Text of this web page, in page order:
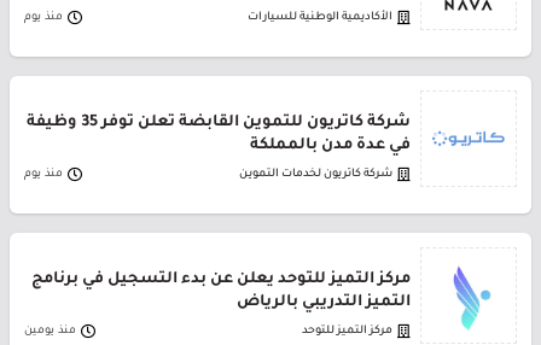
الأكاديمية الوطنية للسيارات منذ يوم
شركة كاتريون للتموين القابضة تعلن توفر 35 وظيفة
في عدة مدن بالمملكة
شركة كاتريون لخدمات التموين منذ يوم
مركز التميز للتوحد يعلن عن بدء التسجيل في برنامج
التميز التدريبي بالرياض
مركز التميز للتوحد منذ يومين